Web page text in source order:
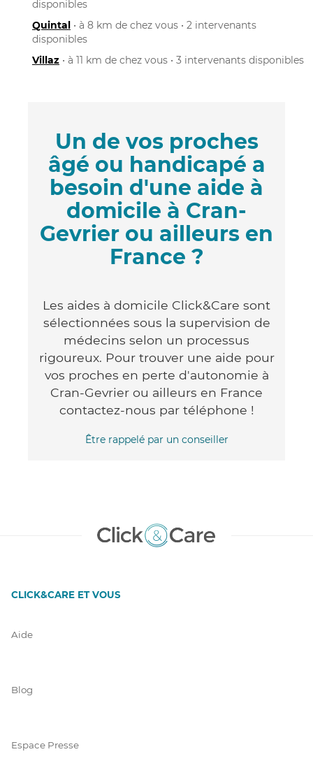
disponibles
Quintal • à 8 km de chez vous • 2 intervenants
disponibles
Villaz • à 11 km de chez vous • 3 intervenants disponibles
Un de vos proches
âgé ou handicapé a
besoin d'une aide à
domicile à Cran-
Gevrier ou ailleurs en
France ?
Les aides à domicile Click&Care sont
sélectionnées sous la supervision de
médecins selon un processus
rigoureux. Pour trouver une aide pour
vos proches en perte d'autonomie à
Cran-Gevrier ou ailleurs en France
contactez-nous par téléphone !
Être rappelé par un conseiller
CLICK&CARE ET VOUS
Aide
Blog
Espace Presse